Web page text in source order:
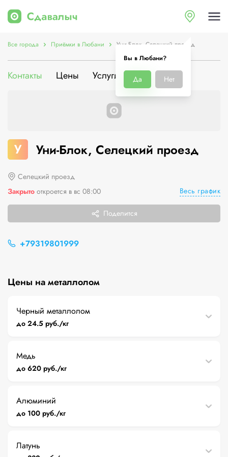
Вы в Любани?
Да Нет
Все города Приёмки в Любани Уни-Блок, Селецкий проезд
Контакты Цены Услуги О компании
У Уни-Блок, Селецкий проезд
Селецкий проезд
Закрыто откроется в вс 08:00 Весь график
Поделится
+79319801999
Цены на металлолом
Черный металлолом
до 24.5 руб./кг
Медь
до 620 руб./кг
Алюминий
до 100 руб./кг
Латунь